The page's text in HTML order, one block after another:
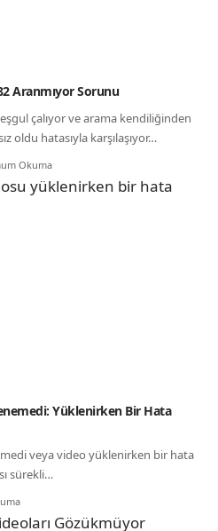
Aranmıyor Sorunu
çalıyor ve arama kendiliğinden
oldu hatasıyla karşılaşıyor…
Okuma
Yüklenirken Bir Hata
veya video yüklenirken bir hata
sürekli…